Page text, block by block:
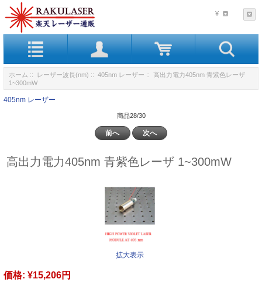
¥
ホーム :: レーザー波長(nm) :: 405nm レーザー :: 高出力電力405nm 青紫色レーザ
1~300mW
405nm レーザー
商品28/30
前へ 次へ
高出力電力405nm 青紫色レーザ 1~300mW
拡大表示
価格: ¥15,206円